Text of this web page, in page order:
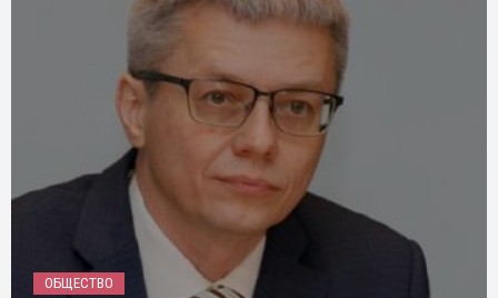
ОБЩЕСТВО